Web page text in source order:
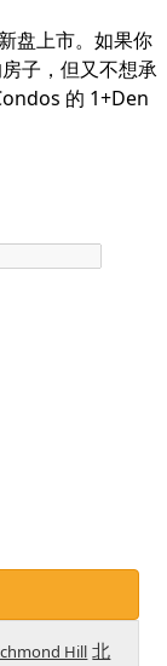
盘上市。如果你
子，但又不想承
的 1+Den
Hill 北